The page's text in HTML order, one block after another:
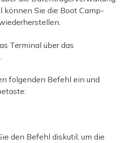
können Sie die Boot Camp-
Terminal über das
folgenden Befehl ein und
den Befehl diskutil, um die